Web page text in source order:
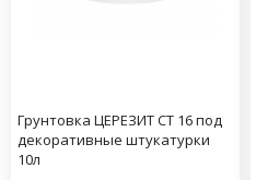
Грунтовка ЦЕРЕЗИТ СТ 16 под
декоративные штукатурки
10л